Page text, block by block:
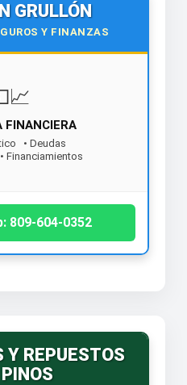
GRULLÓN
Y FINANZAS
FINANCIERA
• Deudas
Financiamientos
hoy!
809-604-0352
Y REPUESTOS